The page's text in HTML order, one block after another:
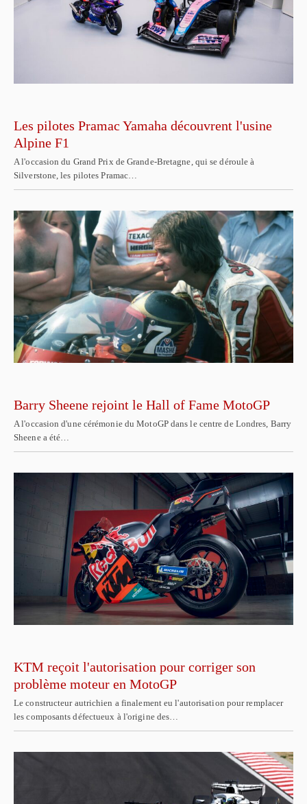
Les pilotes Pramac Yamaha découvrent l'usine
Alpine F1
A l'occasion du Grand Prix de Grande-Bretagne, qui se déroule à
Silverstone, les pilotes Pramac…
Barry Sheene rejoint le Hall of Fame MotoGP
A l'occasion d'une cérémonie du MotoGP dans le centre de Londres, Barry
Sheene a été…
KTM reçoit l'autorisation pour corriger son
problème moteur en MotoGP
Le constructeur autrichien a finalement eu l'autorisation pour remplacer
les composants défectueux à l'origine des…